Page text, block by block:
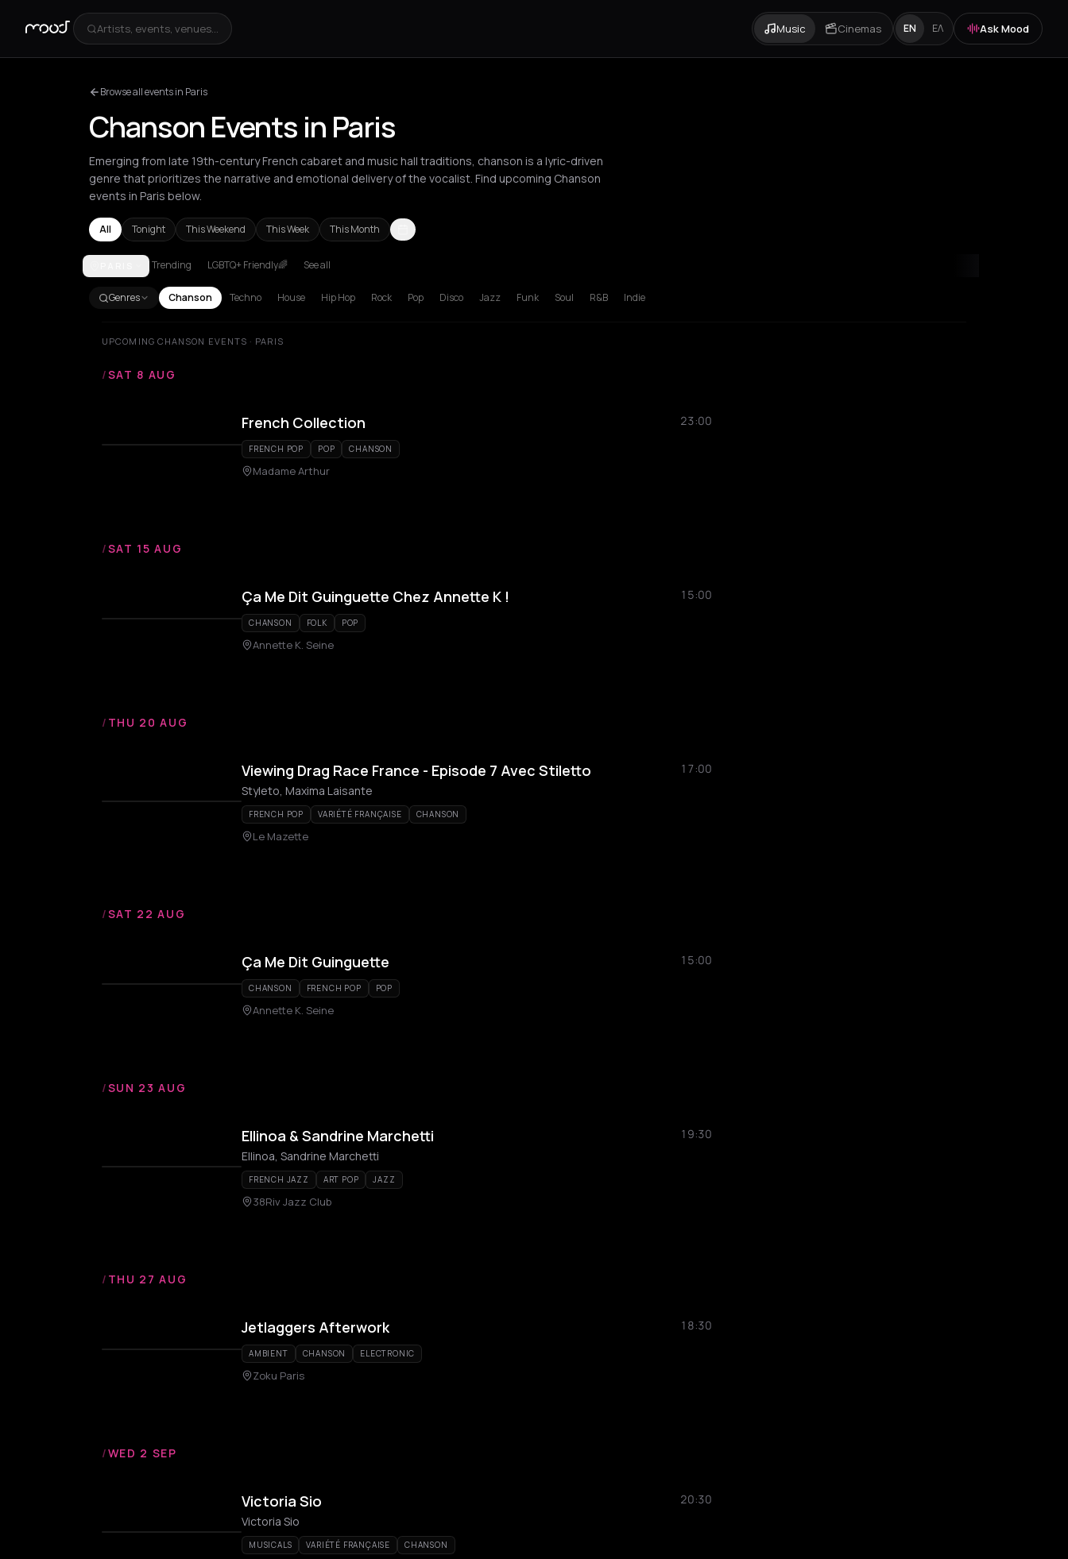
Artists, events, venues... Music Cinemas EN ΕΛ Ask Mood
Browse all events in Paris
Chanson Events in Paris
Emerging from late 19th-century French cabaret and music hall traditions, chanson is a lyric-driven
genre that prioritizes the narrative and emotional delivery of the vocalist. Find upcoming Chanson
events in Paris below.
All Tonight This Weekend This Week This Month
AmsterdamAthens BarcelonaBerlin Bordeaux
Trending LGBTQ+ Friendly🌈 See all
Genres Chanson Techno House Hip Hop Rock Pop Disco Jazz Funk Soul R&B Indie
UPCOMING CHANSON EVENTS · PARIS
/SAT 8 AUG
French Collection 23:00
FRENCH POP POP CHANSON
Madame Arthur
/SAT 15 AUG
Ça Me Dit Guinguette Chez Annette K ! 15:00
CHANSON FOLK POP
Annette K. Seine
/ THU 20 AUG
Viewing Drag Race France - Episode 7 Avec Stiletto
17:00
Styleto, Maxima Laisante
FRENCH POP VARIÉTÉ FRANÇAISE CHANSON
Le Mazette
/SAT 22 AUG
Ça Me Dit Guinguette 15:00
CHANSON FRENCH POP POP
Annette K. Seine
/SUN 23 AUG
Ellinoa & Sandrine Marchetti
19:30
Ellinoa, Sandrine Marchetti
FRENCH JAZZ ART POP JAZZ
38Riv Jazz Club
/ THU 27 AUG
Jetlaggers Afterwork 18:30
AMBIENT CHANSON ELECTRONIC
Zoku Paris
/WED 2 SEP
Victoria Sio
20:30
Victoria Sio
MUSICALS VARIÉTÉ FRANÇAISE CHANSON